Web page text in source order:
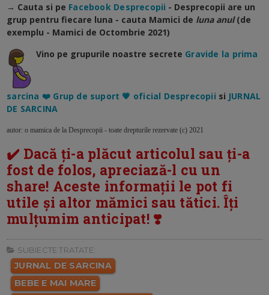
→ Cauta si pe Facebook Desprecopii - Desprecopii are un
grup pentru fiecare luna - cauta Mamici de luna anul (de
exemplu - Mamici de Octombrie 2021)
Vino pe grupurile noastre secrete Gravide la prima
sarcina ❤️ Grup de suport 💗 oficial Desprecopii si JURNAL
DE SARCINA
autor: o mamica de la Desprecopii - toate drepturile rezervate (c) 2021
✔️ Dacă ți-a plăcut articolul sau ți-a
fost de folos, apreciază-l cu un
share! Aceste informații le pot fi
utile și altor mămici sau tătici. Îți
mulțumim anticipat! ❣️
SUBIECTE TRATATE:
JURNAL DE SARCINA
BEBE E MAI MARE